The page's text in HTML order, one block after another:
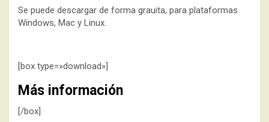
Se puede descargar de forma grauita, para plataformas
Windows, Mac y Linux.
[box type=»download»]
Más información
[/box]